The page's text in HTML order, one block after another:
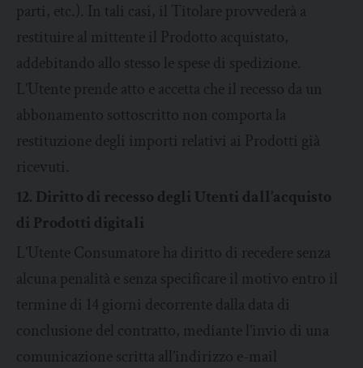
parti, etc.). In tali casi, il Titolare provvederà a
restituire al mittente il Prodotto acquistato,
addebitando allo stesso le spese di spedizione.
L’Utente prende atto e accetta che il recesso da un
abbonamento sottoscritto non comporta la
restituzione degli importi relativi ai Prodotti già
ricevuti.
12. Diritto di recesso degli Utenti dall’acquisto
di Prodotti digitali
L’Utente Consumatore ha diritto di recedere senza
alcuna penalità e senza specificare il motivo entro il
termine di 14 giorni decorrente dalla data di
conclusione del contratto, mediante l’invio di una
comunicazione scritta all’indirizzo e-mail